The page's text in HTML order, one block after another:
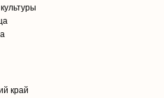
край